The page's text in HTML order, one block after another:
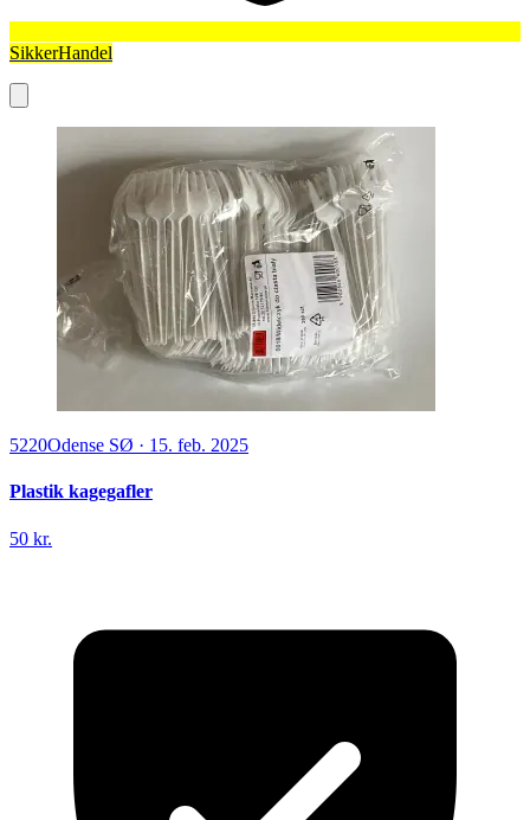
SikkerHandel
5220Odense SØ · 15. feb. 2025
Plastik kagegafler
50 kr.